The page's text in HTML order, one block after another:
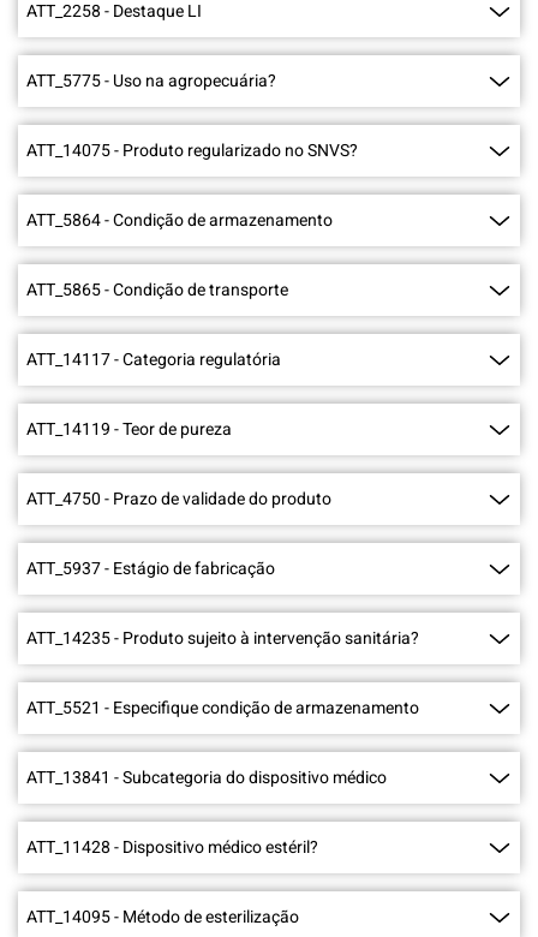
ATT_2258 - Destaque LI
ATT_5775- Uso na agropecuária?
ATT_14075- Produto regularizado no SNVS?
ATT_5864-Condição de armazenamento
ATT_5865-Condição de transporte
ATT_14117-Categoria regulatória
ATT_14119 -Teor de pureza
ATT_4750 - Prazo de validade do produto
ATT_5937- Estágio de fabricação
ATT_14235- Produto sujeito à intervenção sanitária?
ATT_5521 - Especifique condição de armazenamento
ATT_13841 -Subcategoria do dispositivo médico
ATT_11428 - Dispositivo médico estéril?
ATT_14095- Método de esterilização